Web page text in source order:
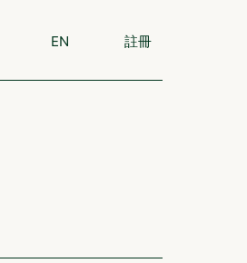
EN 註冊